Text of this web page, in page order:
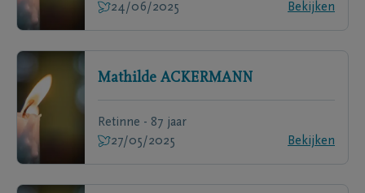
24/06/2025
Bekijken
Mathilde ACKERMANN
Retinne - 87 jaar
27/05/2025
Bekijken